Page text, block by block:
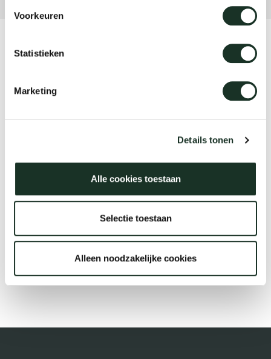
Voorkeuren
Statistieken
Marketing
Details tonen
Alle cookies toestaan
Selectie toestaan
Alleen noodzakelijke cookies
local
ivan
dick
ineke
karel
CM10 - small green/blue
€45,00
Bestellen